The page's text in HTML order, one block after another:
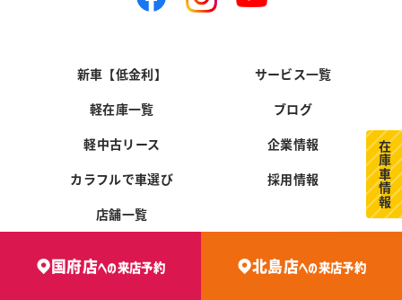
国府店への来店予約 北島店への来店予約
在庫車情報
新車【低金利】
軽在庫一覧
軽中古リース
カラフルで車選び
店舗一覧
サービス一覧
ブログ
企業情報
採用情報